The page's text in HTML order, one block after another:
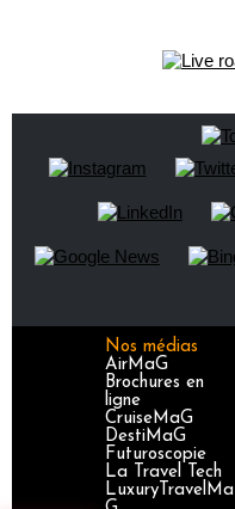
Nos médias
AirMaG
Brochures en
ligne
CruiseMaG
DestiMaG
Futuroscopie
La Travel Tech
LuxuryTravelMa